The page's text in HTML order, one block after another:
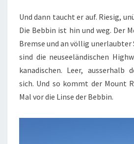
Und dann taucht er auf. Riesig,
Die Bebbin ist hin und weg. Der
Bremse und an völlig
sind die neuseeländischen
kanadischen. Leer, ausserhalb
sich. Und so kommt der Mount
Mal vor die Linse der Bebbin.